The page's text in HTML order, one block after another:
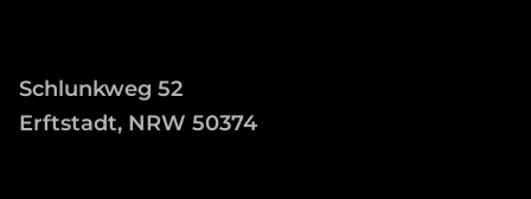
Schlunkweg 52
Erftstadt, NRW 50374